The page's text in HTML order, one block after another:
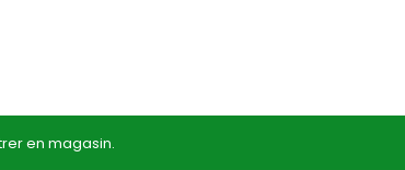
en magasin.